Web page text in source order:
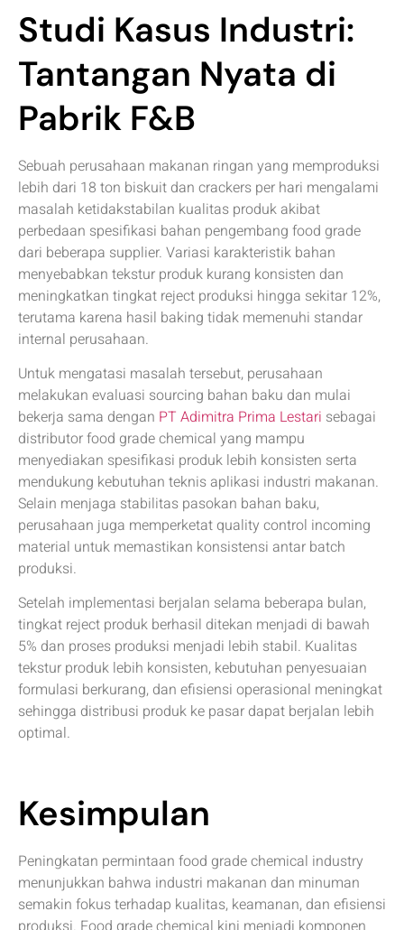
Studi Kasus Industri:
Tantangan Nyata di
Pabrik F&B
Sebuah perusahaan makanan ringan yang memproduksi
lebih dari 18 ton biskuit dan crackers per hari mengalami
masalah ketidakstabilan kualitas produk akibat
perbedaan spesifikasi bahan pengembang food grade
dari beberapa supplier. Variasi karakteristik bahan
menyebabkan tekstur produk kurang konsisten dan
meningkatkan tingkat reject produksi hingga sekitar 12%,
terutama karena hasil baking tidak memenuhi standar
internal perusahaan.
Untuk mengatasi masalah tersebut, perusahaan
melakukan evaluasi sourcing bahan baku dan mulai
bekerja sama dengan PT Adimitra Prima Lestari sebagai
distributor food grade chemical yang mampu
menyediakan spesifikasi produk lebih konsisten serta
mendukung kebutuhan teknis aplikasi industri makanan.
Selain menjaga stabilitas pasokan bahan baku,
perusahaan juga memperketat quality control incoming
material untuk memastikan konsistensi antar batch
produksi.
Setelah implementasi berjalan selama beberapa bulan,
tingkat reject produk berhasil ditekan menjadi di bawah
5% dan proses produksi menjadi lebih stabil. Kualitas
tekstur produk lebih konsisten, kebutuhan penyesuaian
formulasi berkurang, dan efisiensi operasional meningkat
sehingga distribusi produk ke pasar dapat berjalan lebih
optimal.
Kesimpulan
Peningkatan permintaan food grade chemical industry
menunjukkan bahwa industri makanan dan minuman
semakin fokus terhadap kualitas, keamanan, dan efisiensi